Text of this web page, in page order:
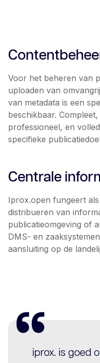
Voor het beheren van
uploaden van
van metadata is een
beschikbaar.
professioneel, en
specifieke
Centrale
Iprox.open fungeert
distribueren van
publicatieomgeving of
DMS- en
aansluiting op de
iprox. is goed